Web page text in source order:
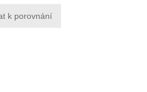
k porovnání